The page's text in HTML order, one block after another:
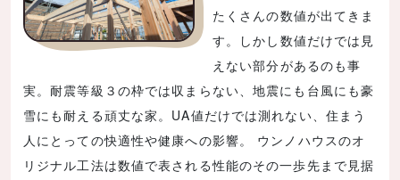
たくさんの数値が出てきま
す。しかし数値だけでは見
えない部分があるのも事
実。耐震等級３の枠では収まらない、地震にも台風にも豪
雪にも耐える頑丈な家。UA値だけでは測れない、住まう
人にとっての快適性や健康への影響。 ウンノハウスのオ
リジナル工法は数値で表される性能のその一歩先まで見据